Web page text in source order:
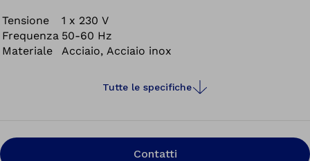
time, it features high-quality workmanship, a functional
design and more convenience.
Tensione
1 x 230 V
Frequenza 50-60 Hz
Materiale
Acciaio, Acciaio inox
Tutte le specifiche
Contatti